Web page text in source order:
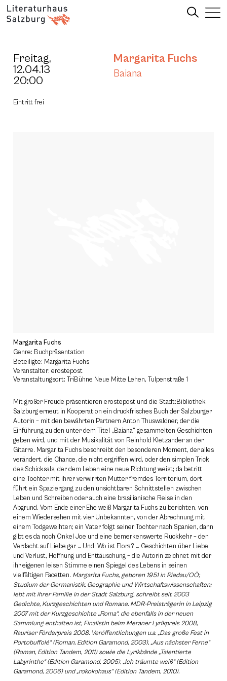
Freitag,
12.04.13
20:00
Margarita Fuchs
Baiana
Eintritt frei
Margarita Fuchs
Genre: Buchpräsentation
Beteiligte: Margarita Fuchs
Veranstalter: erostepost
Veranstaltungsort: TriBühne Neue Mitte Lehen, Tulpenstraße 1
Mit großer Freude präsentieren erostepost und die Stadt:Bibliothek
Salzburg erneut in Kooperation ein druckfrisches Buch der Salzburger
Autorin – mit den bewährten Partnern Anton Thuswaldner, der die
Einführung zu den unter dem Titel „Baiana“ gesammelten Geschichten
geben wird, und mit der Musikalität von Reinhold Kletzander an der
Gitarre. Margarita Fuchs beschreibt den besonderen Moment, der alles
verändert, die Chance, die nicht ergriffen wird, oder den simplen Trick
des Schicksals, der dem Leben eine neue Richtung weist; da betritt
eine Tochter mit ihrer verwirrten Mutter fremdes Territorium, dort
führt ein Spaziergang zu den unsichtbaren Schnittstellen zwischen
Leben und Schreiben oder auch eine brasilianische Reise in den
Abgrund. Vom Ende einer Ehe weiß Margarita Fuchs zu berichten, von
einem Wiedersehen mit vier Unbekannten, von der Abrechnung mit
einem Todgeweihten; ein Vater folgt seiner Tochter nach Spanien, dann
gibt es da noch Onkel Joe und eine bemerkenswerte Rückkehr – den
Verdacht auf Liebe gar … Und: Wo ist Flora? … Geschichten über Liebe
und Verlust, Hoffnung und Enttäuschung – die Autorin zeichnet mit der
ihr eigenen leisen Stimme einen Spiegel des Lebens in seinen
vielfältigen Facetten. Margarita Fuchs, geboren 1951 in Riedau/OÖ;
Studium der Germanistik, Geographie und Wirtschaftswissenschaften;
lebt mit ihrer Familie in der Stadt Salzburg, schreibt seit 2003
Gedichte, Kurzgeschichten und Romane. MDR-Preisträgerin in Leipzig
2007 mit der Kurzgeschichte „Roma“, die ebenfalls in der neuen
Sammlung enthalten ist, Finalistin beim Meraner Lyrikpreis 2008,
Rauriser Förderpreis 2008. Veröffentlichungen u.a. „Das große Fest in
Portobuffolé“ (Roman, Edition Garamond, 2003), „Aus nächster Ferne“
(Roman, Edition Tandem, 2011) sowie die Lyrikbände „Talentierte
Labyrinthe“ (Edition Garamond, 2005), „Ich träumte weiß“ (Edition
Garamond, 2006) und „rokokohaus“ (Edition Tandem, 2010).